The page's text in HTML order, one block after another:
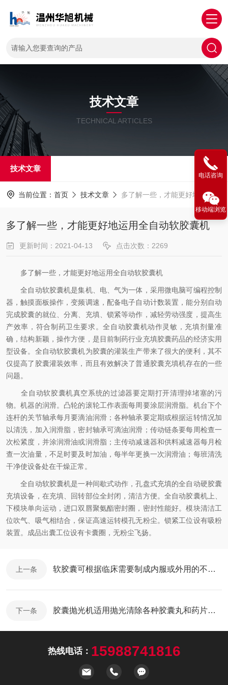
技术文章
TECHNICAL ARTICLES
技术文章
当前位置： 首页 技术文章 多了解一些，才能更好地运用全自动软胶囊机
多了解一些，才能更好地运用全自动软胶囊机
更新时间：2021-04-13 点击次数：2269
多了解一些，才能更好地运用全自动软胶囊机
全自动软胶囊机是集机、电、气为一体，采用微电脑可编程控制
器，触摸面板操作，变频调速，配备电子自动计数装置，能分别自动
完成胶囊的就位、分离、充填、锁紧等动作，减轻劳动强度，提高生
产效率，符合制药卫生要求。全自动胶囊机动作灵敏，充填剂量准
确，结构新颖，操作方便，是目前制药行业充填胶囊药品的经济实用
型设备。全自动软胶囊机为胶囊的灌装生产带来了很大的便利，其不
仅提高了胶囊灌装效率，而且有效解决了普通胶囊充填机存在的一些
问题。
全自动软胶囊机真空系统的过滤器要定期打开清理掉堵塞的污
物。机器的润滑。凸轮的滚轮工作表面每周要涂层润滑脂。机台下个
连杆的关节轴承每月要滴油润滑；各种轴承要定期或根据运转情况加
以清洗，加入润滑脂，密封轴承可滴油润滑；传动链条要每周检查一
次松紧度，并涂润滑油或润滑脂；主传动减速器和供料减速器每月检
查一次油量，不足时要及时加油，每半年更换一次润滑油；每班清洗
干净使设备处在干燥正常。
全自动软胶囊机是一种间歇式动作，孔盘式充填的全自动硬胶囊
充填设备，在充填、回转部位全封闭，清洁方便。全自动胶囊机上、
下模块单向运动，进口双唇聚氨酯密封圈，密封性能好。模块清洁工
位吹气、吸气相结合，保证高速运转模孔无粉尘。锁紧工位设有吸粉
装置。成品出囊工位设有卡囊圈，无粉尘飞扬。
上一条 软胶囊可根据临床需要制成内服或外用的不同品种
下一条 胶囊抛光机适用抛光清除各种胶囊丸和药片的表面粉末
热线电话： 15988741816
电话咨询
移动端浏览